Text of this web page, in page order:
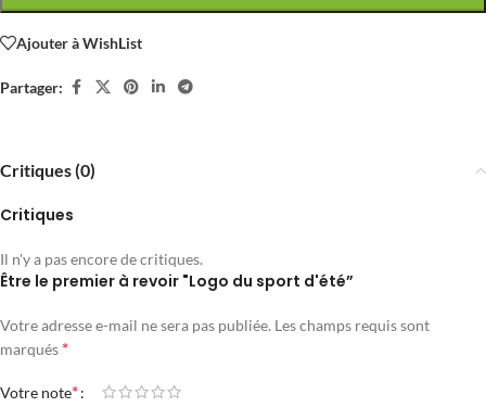
Ajouter à WishList
Partager:
Critiques (0)
Critiques
Il n'y a pas encore de critiques.
Être le premier à revoir "Logo du sport d'été”
Votre adresse e-mail ne sera pas publiée. Les champs requis sont
marqués *
Votre note*